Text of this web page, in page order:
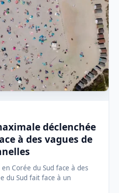
déclenchée
à des vagues de
Corée du Sud face à des
du Sud fait face à un